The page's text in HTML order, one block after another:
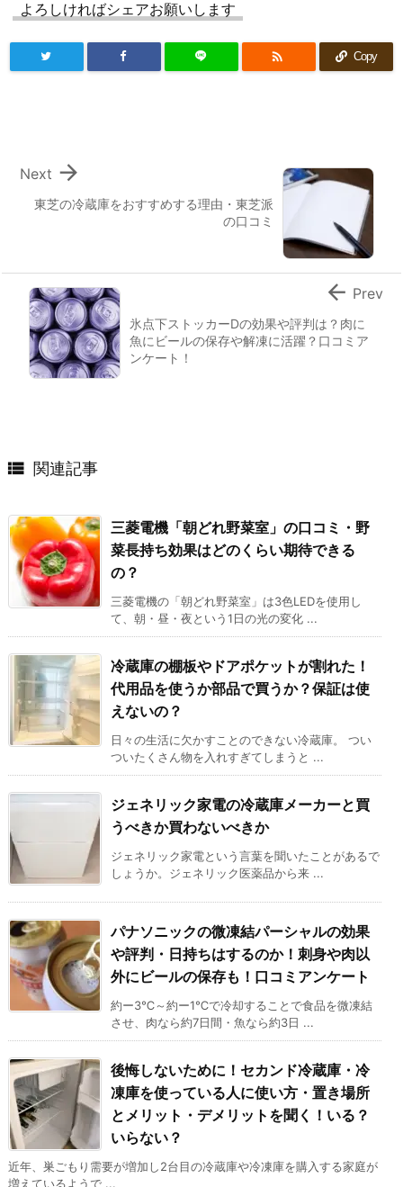
よろしければシェアお願いします
 Copy
東芝の冷蔵庫をおすすめする理由・東芝派
の口コミ

Next
氷点下ストッカーDの効果や評判は？肉に
魚にビールの保存や解凍に活躍？口コミア
ンケート！
 Prev
 関連記事
三菱電機「朝どれ野菜室」の口コミ・野
菜長持ち効果はどのくらい期待できる
の？
三菱電機の「朝どれ野菜室」は3色LEDを使用し
て、朝・昼・夜という1日の光の変化 ...
冷蔵庫の棚板やドアポケットが割れた！
代用品を使うか部品で買うか？保証は使
えないの？
日々の生活に欠かすことのできない冷蔵庫。 つい
ついたくさん物を入れすぎてしまうと ...
ジェネリック家電の冷蔵庫メーカーと買
うべきか買わないべきか
ジェネリック家電という言葉を聞いたことがあるで
しょうか。ジェネリック医薬品から来 ...
パナソニックの微凍結パーシャルの効果
や評判・日持ちはするのか！刺身や肉以
外にビールの保存も！口コミアンケート
約ー3℃～約ー1℃で冷却することで食品を微凍結
させ、肉なら約7日間・魚なら約3日 ...
後悔しないために！セカンド冷蔵庫・冷
凍庫を使っている人に使い方・置き場所
とメリット・デメリットを聞く！いる？
いらない？
近年、巣ごもり需要が増加し2台目の冷蔵庫や冷凍庫を購入する家庭が
増えているようで ...